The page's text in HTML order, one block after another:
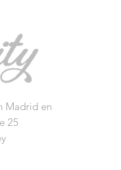
Madrid en
25